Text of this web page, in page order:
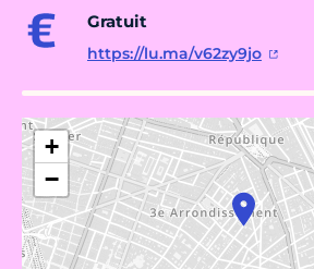
Gratuit
https://lu.ma/v62zy9jo
+
−